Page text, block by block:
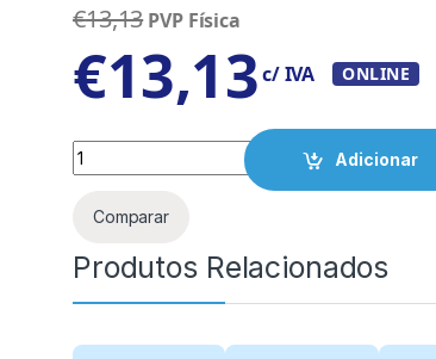
€13,13 PVP Física
€13,13c/ IVA ONLINE
Quantity
Adicionar
Comparar
Produtos Relacionados